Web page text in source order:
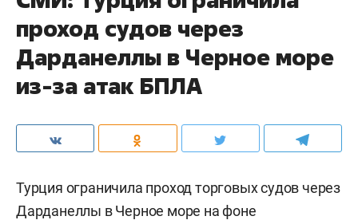
проход судов через
Дарданеллы в Черное море
из-за атак БПЛА
Турция ограничила проход торговых судов через
Дарданеллы в Черное море на фоне